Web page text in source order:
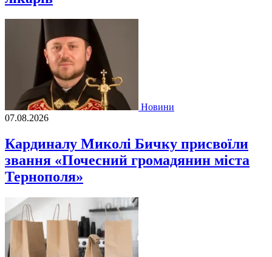
Новини
07.08.2026
Кардиналу Миколі Бичку присвоїли
звання «Почесний громадянин міста
Тернополя»